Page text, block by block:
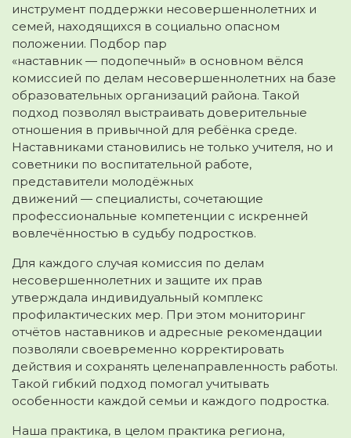
инструмент поддержки несовершеннолетних и
семей, находящихся в социально опасном
положении. Подбор пар
«наставник — подопечный» в основном вёлся
комиссией по делам несовершеннолетних на базе
образовательных организаций района. Такой
подход позволял выстраивать доверительные
отношения в привычной для ребёнка среде.
Наставниками становились не только учителя, но и
советники по воспитательной работе,
представители молодёжных
движений — специалисты, сочетающие
профессиональные компетенции с искренней
вовлечённостью в судьбу подростков.
Для каждого случая комиссия по делам
несовершеннолетних и защите их прав
утверждала индивидуальный комплекс
профилактических мер. При этом мониторинг
отчётов наставников и адресные рекомендации
позволяли своевременно корректировать
действия и сохранять целенаправленность работы.
Такой гибкий подход помогал учитывать
особенности каждой семьи и каждого подростка.
Наша практика, в целом практика региона,